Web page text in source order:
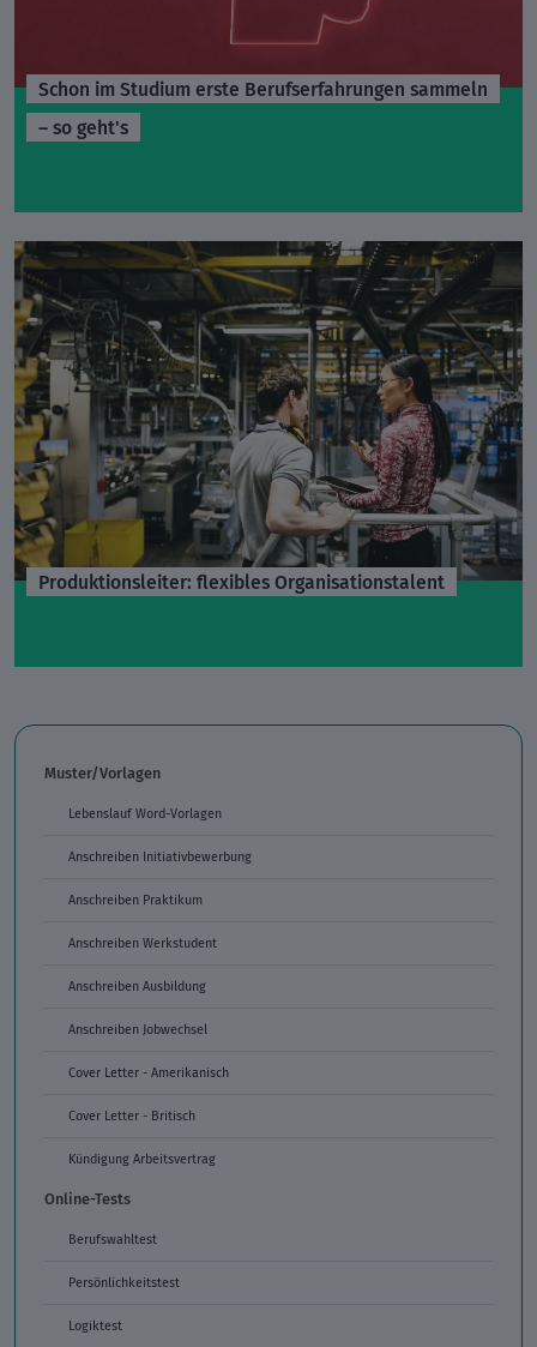
Schon im Studium erste Berufserfahrungen sammeln
– so geht's
Produktionsleiter: flexibles Organisationstalent
Muster/Vorlagen
Lebenslauf Word-Vorlagen
Anschreiben Initiativbewerbung
Anschreiben Praktikum
Anschreiben Werkstudent
Anschreiben Ausbildung
Anschreiben Jobwechsel
Cover Letter - Amerikanisch
Cover Letter - Britisch
Kündigung Arbeitsvertrag
Online-Tests
Berufswahltest
Persönlichkeitstest
Logiktest